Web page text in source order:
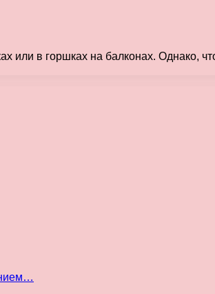
или в горшках на балконах. Однако,